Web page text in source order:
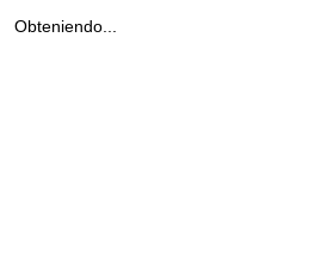
Obteniendo...